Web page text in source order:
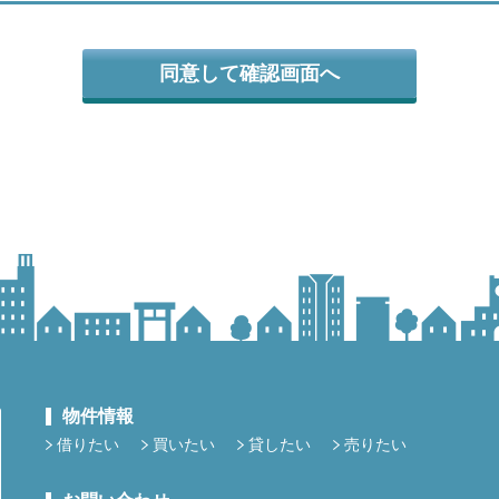
物件情報
借りたい 買いたい 貸したい 売りたい